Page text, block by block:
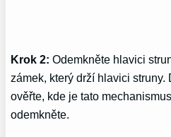
Krok 2: Odemkněte hlavici
zámek, který drží hlavici
ověřte, kde je tato
odemkněte.